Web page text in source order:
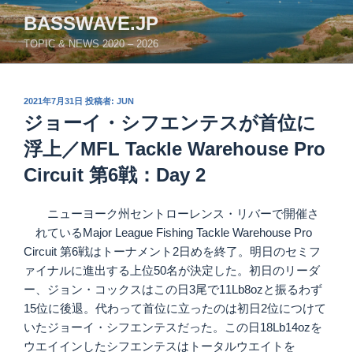
コ
ン
テ
ン
BASSWAVE.JP
TOPIC & NEWS 2020 – 2026
投
稿
日:
2021年7月31日 投稿者: JUN
ジョーイ・シフエンテスが首位に
浮上／MFL Tackle Warehouse Pro
Circuit 第6戦：Day 2
ニューヨーク州セントローレンス・リバーで開催さ
れているMajor League Fishing Tackle Warehouse Pro
Circuit 第6戦はトーナメント2日めを終了。明日のセミフ
ァイナルに進出する上位50名が決定した。初日のリーダ
ー、ジョン・コックスはこの日3尾で11Lb8ozと振るわず
15位に後退。代わって首位に立ったのは初日2位につけて
いたジョーイ・シフエンテスだった。この日18Lb14ozを
ウエイインしたシフエンテスはトータルウエイトを